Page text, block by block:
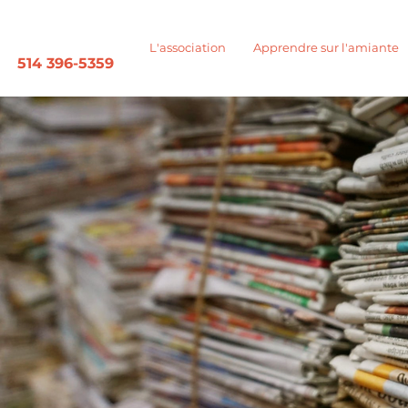
514 396-5359
L'association Apprendre sur l'amiante